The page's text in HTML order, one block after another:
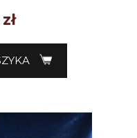
zł